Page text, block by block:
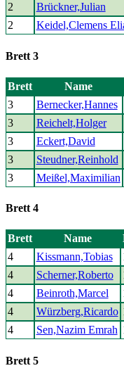
2
Brückner,Julian
2
Keidel,Clemens
Brett 3
Brett Name
3
Bernecker,Hannes
3
Reichelt,Holger
3
Eckert,David
3
Steudner,Reinhold
3
Meißel,Maximilian
Brett 4
Brett Name
4
Kissmann,Tobias
4
Scherner,Roberto
4
Beinroth,Marcel
4
Würzberg,Ricardo
4
Sen,Nazim Emrah
Brett 5